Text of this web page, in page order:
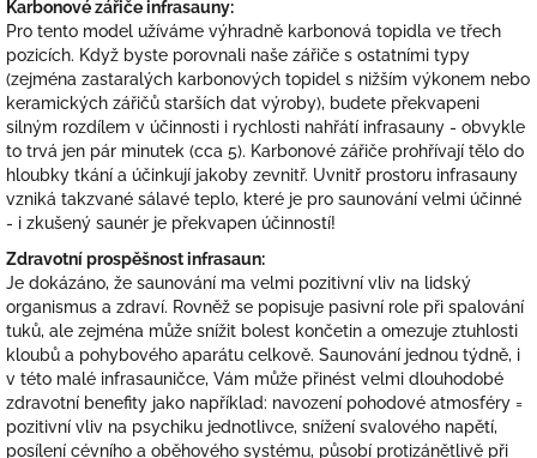
Karbonové zářiče infrasauny:
Pro tento model užíváme výhradně karbonová topidla ve třech
pozicích. Když byste porovnali naše zářiče s ostatními typy
(zejména zastaralých karbonových topidel s nižším výkonem nebo
keramických zářičů starších dat výroby), budete překvapeni
silným rozdílem v účinnosti i rychlosti nahřátí infrasauny - obvykle
to trvá jen pár minutek (cca 5). Karbonové zářiče prohřívají tělo do
hloubky tkání a účinkují jakoby zevnitř. Uvnitř prostoru infrasauny
vzniká takzvané sálavé teplo, které je pro saunování velmi účinné
- i zkušený saunér je překvapen účinností!
Zdravotní prospěšnost infrasaun:
Je dokázáno, že saunování ma velmi pozitivní vliv na lidský
organismus a zdraví. Rovněž se popisuje pasivní role při spalování
tuků, ale zejména může snížit bolest končetin a omezuje ztuhlosti
kloubů a pohybového aparátu celkově. Saunování jednou týdně, i
v této malé infrasauničce, Vám může přinést velmi dlouhodobé
zdravotní benefity jako například: navození pohodové atmosféry =
pozitivní vliv na psychiku jednotlivce, snížení svalového napětí,
posílení cévního a oběhového systému, působí protizánětlivě při